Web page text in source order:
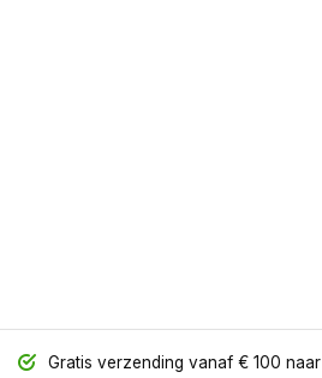
Gratis verzending vanaf € 100 naar